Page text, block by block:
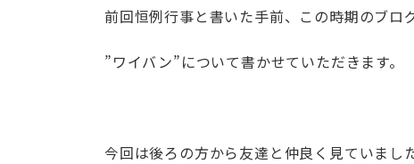
前回恒例行事と書いた手前、この時期のブ
”ワイバン”について書かせていただきます。
今回は後ろの方から友達と仲良く見ていました